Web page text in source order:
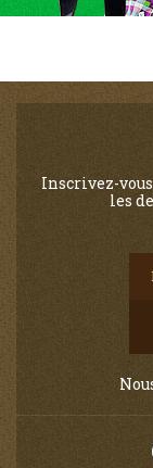
Inscrivez-
les